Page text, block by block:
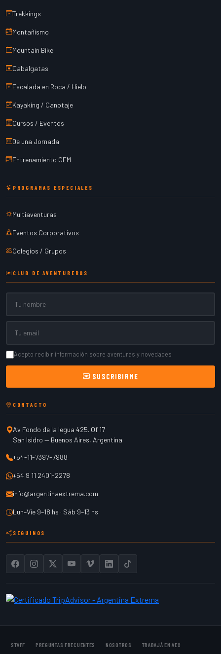
Trekkings
Montañismo
Mountain Bike
Cabalgatas
Escalada en Roca / Hielo
Kayaking / Canotaje
Cursos / Eventos
De una Jornada
Entrenamiento GEM
PROGRAMAS ESPECIALES
Multiaventuras
Eventos Corporativos
Colegios / Grupos
CLUB DE AVENTUREROS
Acepto recibir información sobre aventuras y novedades
SUSCRIBIRME
CONTACTO
Av Fondo de la legua 425. Of 17
San Isidro — Buenos Aires, Argentina
+54-11-7397-7988
+54 9 11 2401-2278
info@argentinaextrema.com
Lun–Vie 9–18 hs · Sáb 9–13 hs
SEGUINOS
STAFF PREGUNTAS FRECUENTES NOSOTROS
TRABAJÁ EN AEX